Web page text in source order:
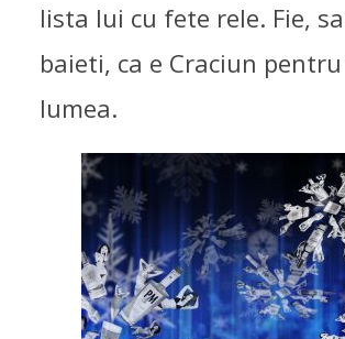
lista lui cu fete rele. Fie,
baieti, ca e Craciun
lumea.